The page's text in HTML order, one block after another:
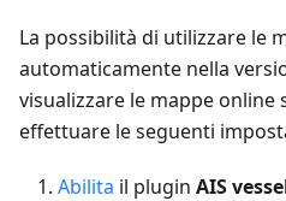
La possibilità di utilizzare le
automaticamente nella
visualizzare le mappe online
effettuare le seguenti
Abilita il plugin AIS